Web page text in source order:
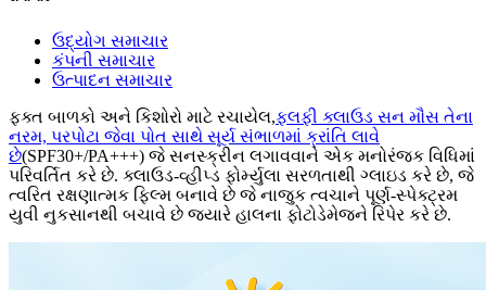
ઉદ્યોગ સમાચાર
કંપની સમાચાર
ઉત્પાદન સમાચાર
ફક્ત બાળકો અને કિશોરો માટે રચાયેલ,ફ્લફી ક્લાઉડ સન મૌસ તેના
નરમ, પરપોટા જેવા પોત સાથે સૂર્ય સંભાળમાં ક્રાંતિ લાવે
છે(SPF30+/PA+++) જે સનસ્ક્રીન લગાવવાને એક મનોરંજક વિધિમાં
પરિવર્તિત કરે છે. ક્લાઉડ-વ્હીપ્ડ ફોર્મ્યુલા સરળતાથી ગ્લાઇડ કરે છે, જે
ત્વરિત રક્ષણાત્મક ફિલ્મ બનાવે છે જે નાજુક ત્વચાને પૂર્ણ-સ્પેક્ટ્રમ
યુવી નુકસાનથી બચાવે છે જ્યારે હાલના ફોટોડેમેજને રિપેર કરે છે.